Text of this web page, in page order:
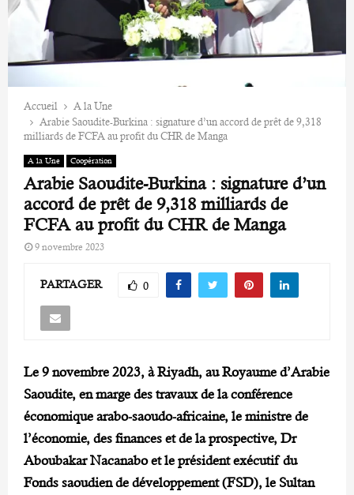
Accueil
A la Une
Arabie Saoudite-Burkina : signature d’un accord de prêt de 9,318
milliards de FCFA au profit du CHR de Manga
A la Une Coopération
Arabie Saoudite-Burkina : signature d’un
accord de prêt de 9,318 milliards de
FCFA au profit du CHR de Manga
9 novembre 2023
PARTAGER 0
Le 9 novembre 2023, à Riyadh, au Royaume d’Arabie
Saoudite, en marge des travaux de la conférence
économique arabo-saoudo-africaine, le ministre de
l’économie, des finances et de la prospective, Dr
Aboubakar Nacanabo et le président exécutif du
Fonds saoudien de développement (FSD), le Sultan